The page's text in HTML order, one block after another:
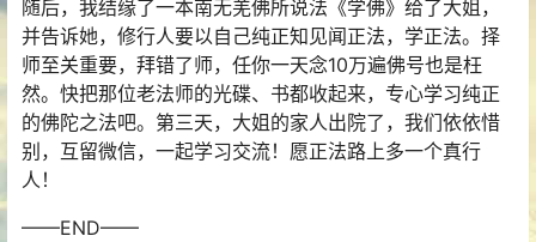
随后，我结缘了一本南无羌佛所说法《学佛》给了大姐，
并告诉她，修行人要以自己纯正知见闻正法，学正法。择
师至关重要，拜错了师，任你一天念10万遍佛号也是枉
然。快把那位老法师的光碟、书都收起来，专心学习纯正
的佛陀之法吧。第三天，大姐的家人出院了，我们依依惜
别，互留微信，一起学习交流！愿正法路上多一个真行
人！
——END——